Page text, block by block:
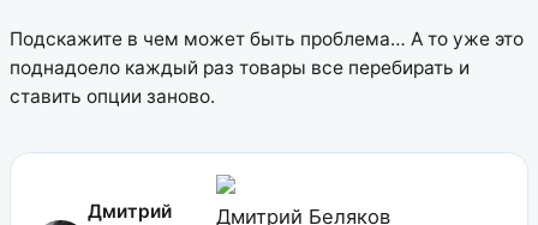
Подскажите в чем может быть проблема… А то уже это
поднадоело каждый раз товары все перебирать и
ставить опции заново.
Дмитрий
Дмитрий Беляков